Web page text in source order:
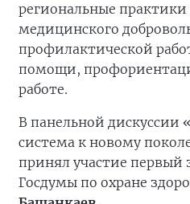
региональные
медицинского
профилактической
помощи,
работе.
В панельной дискуссии
система к новому
принял участие первый
Госдумы по охране